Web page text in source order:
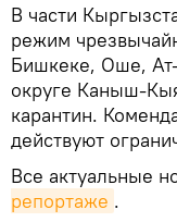
В части
режим
Бишкеке, Оше,
округе Каныш-
карантин.
действуют
Все актуальные
репортаже .